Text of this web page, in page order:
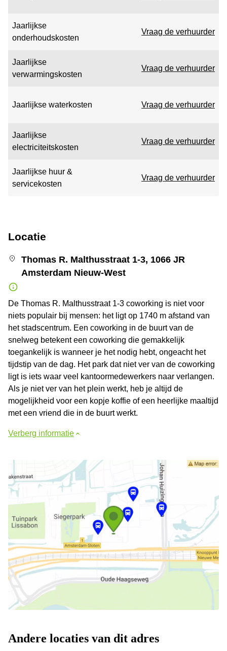
Jaarlijkse
onderhoudskosten
Vraag de verhuurder
Jaarlijkse
verwarmingskosten
Vraag de verhuurder
Jaarlijkse waterkosten Vraag de verhuurder
Jaarlijkse
electriciteitskosten
Vraag de verhuurder
Jaarlijkse huur &
servicekosten
Vraag de verhuurder
Locatie
Thomas R. Malthusstraat 1-3, 1066 JR
Amsterdam Nieuw-West
De Thomas R. Malthusstraat 1-3 coworking is niet voor
niets populair bij mensen: het ligt op 1740 m afstand van
het stadscentrum. Een coworking in de buurt van de
snelweg betekent een coworking die gemakkelijk
toegankelijk is wanneer je het nodig hebt, ongeacht het
tijdstip van de dag. Het park dat niet ver van de coworking
ligt is iets waar veel kantoormedewerkers naar verlangen.
Als je niet ver van het plein werkt, heb je altijd de
mogelijkheid voor een kopje koffie of een heerlijke maaltijd
met een vriend die in de buurt werkt.
Verberg informatie
Andere locaties van dit adres